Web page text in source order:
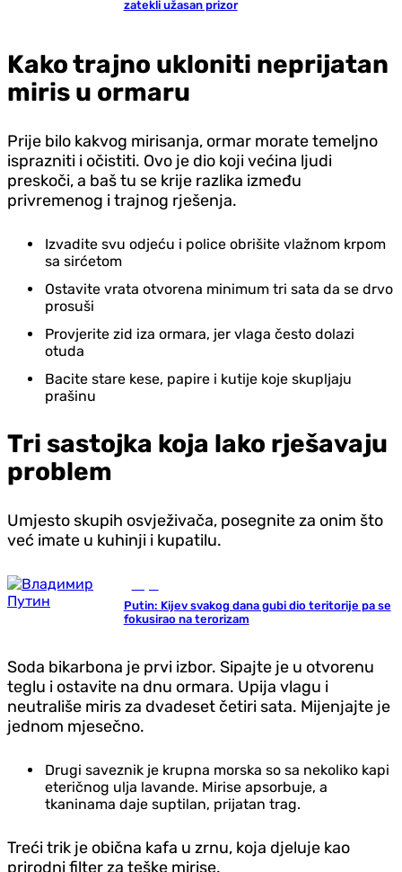
zatekli užasan prizor
Kako trajno ukloniti neprijatan
miris u ormaru
Prije bilo kakvog mirisanja, ormar morate temeljno
isprazniti i očistiti. Ovo je dio koji većina ljudi
preskoči, a baš tu se krije razlika između
privremenog i trajnog rješenja.
Izvadite svu odjeću i police obrišite vlažnom krpom
sa sirćetom
Ostavite vrata otvorena minimum tri sata da se drvo
prosuši
Provjerite zid iza ormara, jer vlaga često dolazi
otuda
Bacite stare kese, papire i kutije koje skupljaju
prašinu
Tri sastojka koja lako rješavaju
problem
Umjesto skupih osvježivača, posegnite za onim što
već imate u kuhinji i kupatilu.
Putin: Kijev svakog dana gubi dio teritorije pa se
fokusirao na terorizam
Soda bikarbona je prvi izbor. Sipajte je u otvorenu
teglu i ostavite na dnu ormara. Upija vlagu i
neutrališe miris za dvadeset četiri sata. Mijenjajte je
jednom mjesečno.
Drugi saveznik je krupna morska so sa nekoliko kapi
eteričnog ulja lavande. Mirise apsorbuje, a
tkaninama daje suptilan, prijatan trag.
Treći trik je obična kafa u zrnu, koja djeluje kao
prirodni filter za teške mirise.